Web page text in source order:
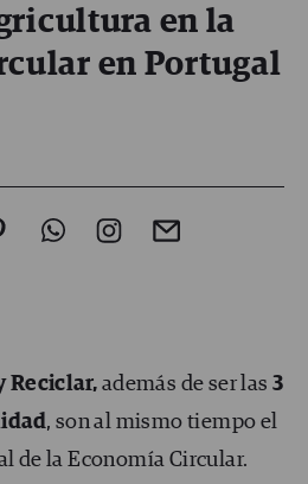
en la
en Portugal
Reciclar, además de ser las3
, son al mismo tiempo el
de la Economía Circular.